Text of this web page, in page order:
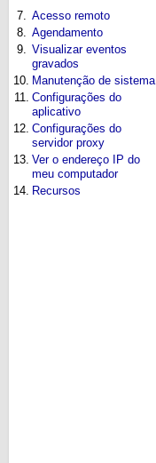
7.
Acesso remoto
8.
Agendamento
9.
Visualizar eventos
gravados
10. Manutenção de sistema
11.
Configurações do
aplicativo
12. Configurações do
servidor proxy
13. Ver o endereço IP do
meu computador
14. Recursos